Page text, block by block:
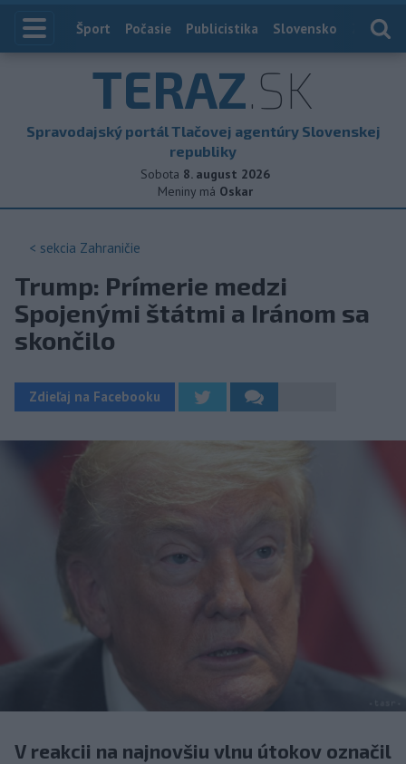
Index
Šport Počasie Publicistika Slovensko
TERAZ.SK
Spravodajský portál Tlačovej agentúry Slovenskej
republiky
Sobota 8. august 2026
Meniny má Oskar
< sekcia Zahraničie
Trump: Prímerie medzi
Spojenými štátmi a Iránom sa
skončilo
Zdieľaj na Facebooku
V reakcii na najnovšiu vlnu útokov označil